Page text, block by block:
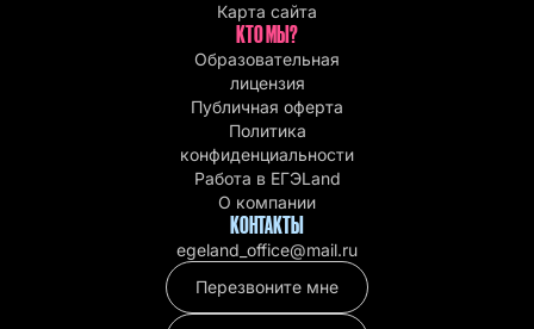
Карта сайта
КТО МЫ?
Образовательная
лицензия
Публичная оферта
Политика
конфиденциальности
Работа в EГЭLand
О компании
КОНТАКТЫ
egeland_office@mail.ru
Перезвоните мне